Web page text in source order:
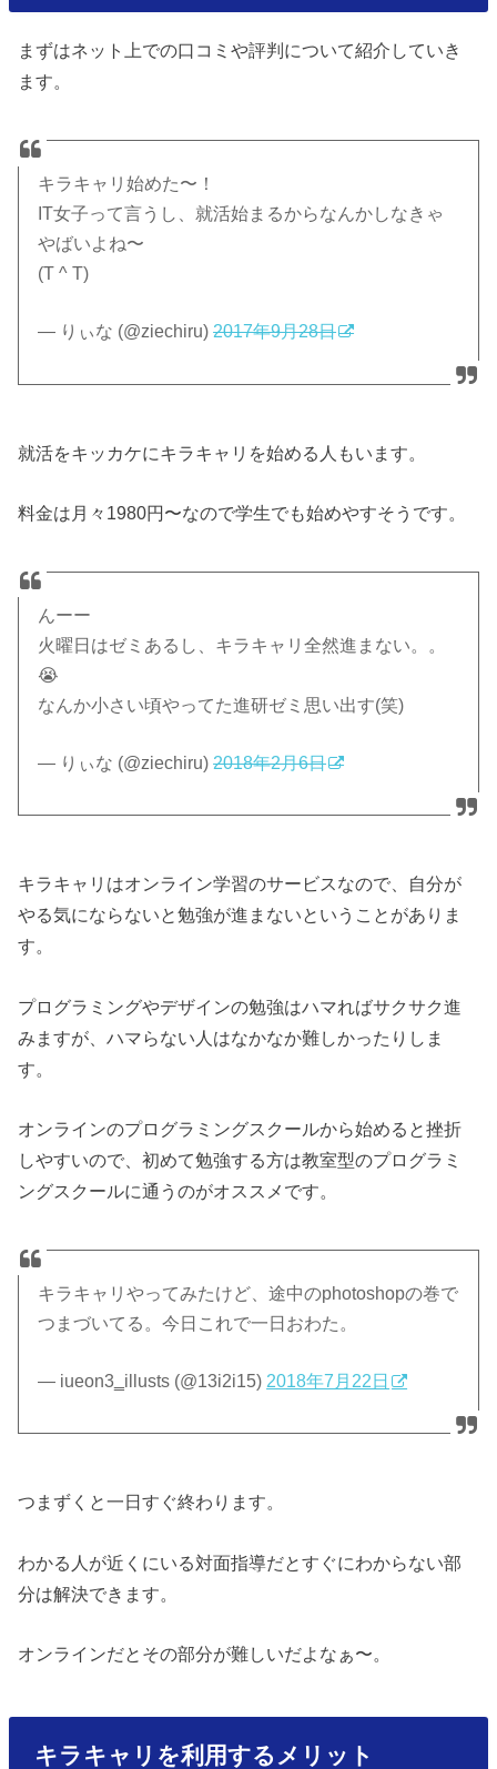
まずはネット上での口コミや評判について紹介していき
ます。
キラキャリ始めた〜！
IT女子って言うし、就活始まるからなんかしなきゃ
やばいよね〜
(T ^ T)
— りぃな (@ziechiru)2017年9月28日
就活をキッカケにキラキャリを始める人もいます。
料金は月々1980円〜なので学生でも始めやすそうです。
んーー
火曜日はゼミあるし、キラキャリ全然進まない。。
😭
なんか小さい頃やってた進研ゼミ思い出す(笑)
— りぃな (@ziechiru)2018年2月6日
キラキャリはオンライン学習のサービスなので、自分が
やる気にならないと勉強が進まないということがありま
す。
プログラミングやデザインの勉強はハマればサクサク進
みますが、ハマらない人はなかなか難しかったりしま
す。
オンラインのプログラミングスクールから始めると挫折
しやすいので、初めて勉強する方は教室型のプログラミ
ングスクールに通うのがオススメです。
キラキャリやってみたけど、途中のphotoshopの巻で
つまづいてる。今日これで一日おわた。
— iueon3‗illusts (@13i2i15) 2018年7月22日
つまずくと一日すぐ終わります。
わかる人が近くにいる対面指導だとすぐにわからない部
分は解決できます。
オンラインだとその部分が難しいだよなぁ〜。
キラキャリを利用するメリット